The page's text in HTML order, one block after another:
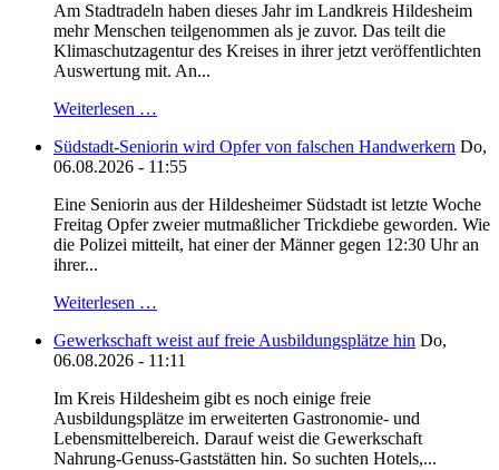
Am Stadtradeln haben dieses Jahr im Landkreis Hildesheim
mehr Menschen teilgenommen als je zuvor. Das teilt die
Klimaschutzagentur des Kreises in ihrer jetzt veröffentlichten
Auswertung mit. An...
Weiterlesen …
Südstadt-Seniorin wird Opfer von falschen Handwerkern Do,
06.08.2026 - 11:55
Eine Seniorin aus der Hildesheimer Südstadt ist letzte Woche
Freitag Opfer zweier mutmaßlicher Trickdiebe geworden. Wie
die Polizei mitteilt, hat einer der Männer gegen 12:30 Uhr an
ihrer...
Weiterlesen …
Gewerkschaft weist auf freie Ausbildungsplätze hin Do,
06.08.2026 - 11:11
Im Kreis Hildesheim gibt es noch einige freie
Ausbildungsplätze im erweiterten Gastronomie- und
Lebensmittelbereich. Darauf weist die Gewerkschaft
Nahrung-Genuss-Gaststätten hin. So suchten Hotels,...